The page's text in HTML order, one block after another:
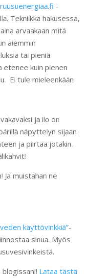
ruusuenergiaa.fi -
Tekniikka hakusessa,
arvaakaan mitä
aiemmin
tai pieniä
kuin pienen
Ei tule mieleenkään
ja ilo on
näpyttelyn sijaan
ja piirtää jotakin.
Ja muistahan ne
käyttövinkkiä”-
sinua. Myös
Lataa tästä